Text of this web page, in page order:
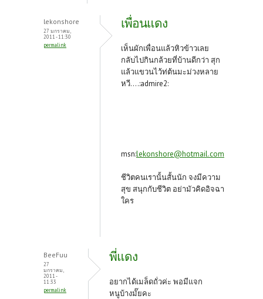
lekonshore
27 มกราคม,
2011 - 11:30
permalink
เพื่อนแดง
เห็นผักเพื่อนแล้วหิวข้าวเลย
กลับไปกินกล้วยที่บ้านดีกว่า สุก
แล้วแขวนไว้ท่ต้นมะม่วงหลาย
หวี....:admire2:
msn:lekonshore@hotmail.com
ชีวิตคนเรานั้นสั้นนัก จงมีความ
สุข สนุกกับชีวิต อย่ามัวคิดอิจฉา
ใคร
BeeFuu
27
มกราคม,
2011 -
11:33
permalink
พี่แดง
อยากได้เมล็ดถั่วค่ะ พอมีแจก
หนูบ้างมั๊ยคะ